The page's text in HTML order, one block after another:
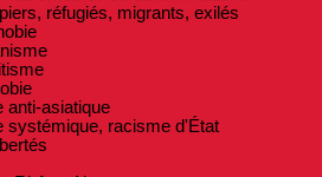
réfugiés, migrants, exilés
anti-asiatique
systémique, racisme d'État